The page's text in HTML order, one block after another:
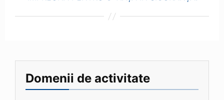
Domenii de activitate